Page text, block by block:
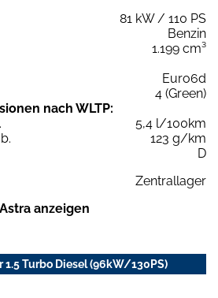
81 kW / 110 PS
Benzin
1.199 cm³
Euro6d
4 (Green)
nach WLTP:
5,4 l/100km
123 g/km
D
Zentrallager
anzeigen
1.5 Turbo Diesel (96kW/130PS)